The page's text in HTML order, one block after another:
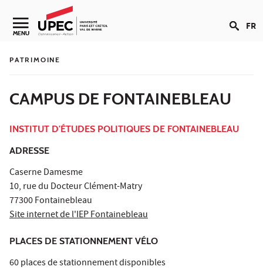
Aller au contenu
MENU FR
PATRIMOINE
CAMPUS DE FONTAINEBLEAU
INSTITUT D'ÉTUDES POLITIQUES DE FONTAINEBLEAU
ADRESSE
Caserne Damesme
10, rue du Docteur Clément-Matry
77300 Fontainebleau
Site internet de l'IEP Fontainebleau
PLACES DE STATIONNEMENT VÉLO
60 places de stationnement disponibles